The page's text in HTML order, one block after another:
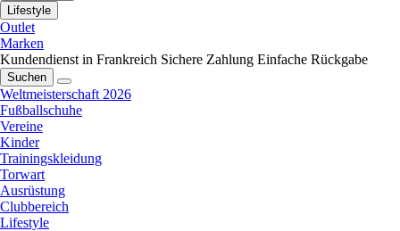
Lifestyle
Outlet
Marken
Kundendienst in Frankreich Sichere Zahlung Einfache Rückgabe
Suchen
Weltmeisterschaft 2026
Fußballschuhe
Vereine
Kinder
Trainingskleidung
Torwart
Ausrüstung
Clubbereich
Lifestyle